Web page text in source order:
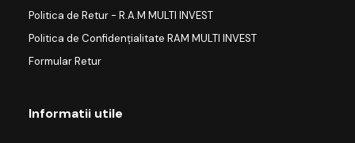
Politica de Retur - R.A.M MULTI INVEST
Politica de Confidențialitate RAM MULTI INVEST
Formular Retur
Informatii utile